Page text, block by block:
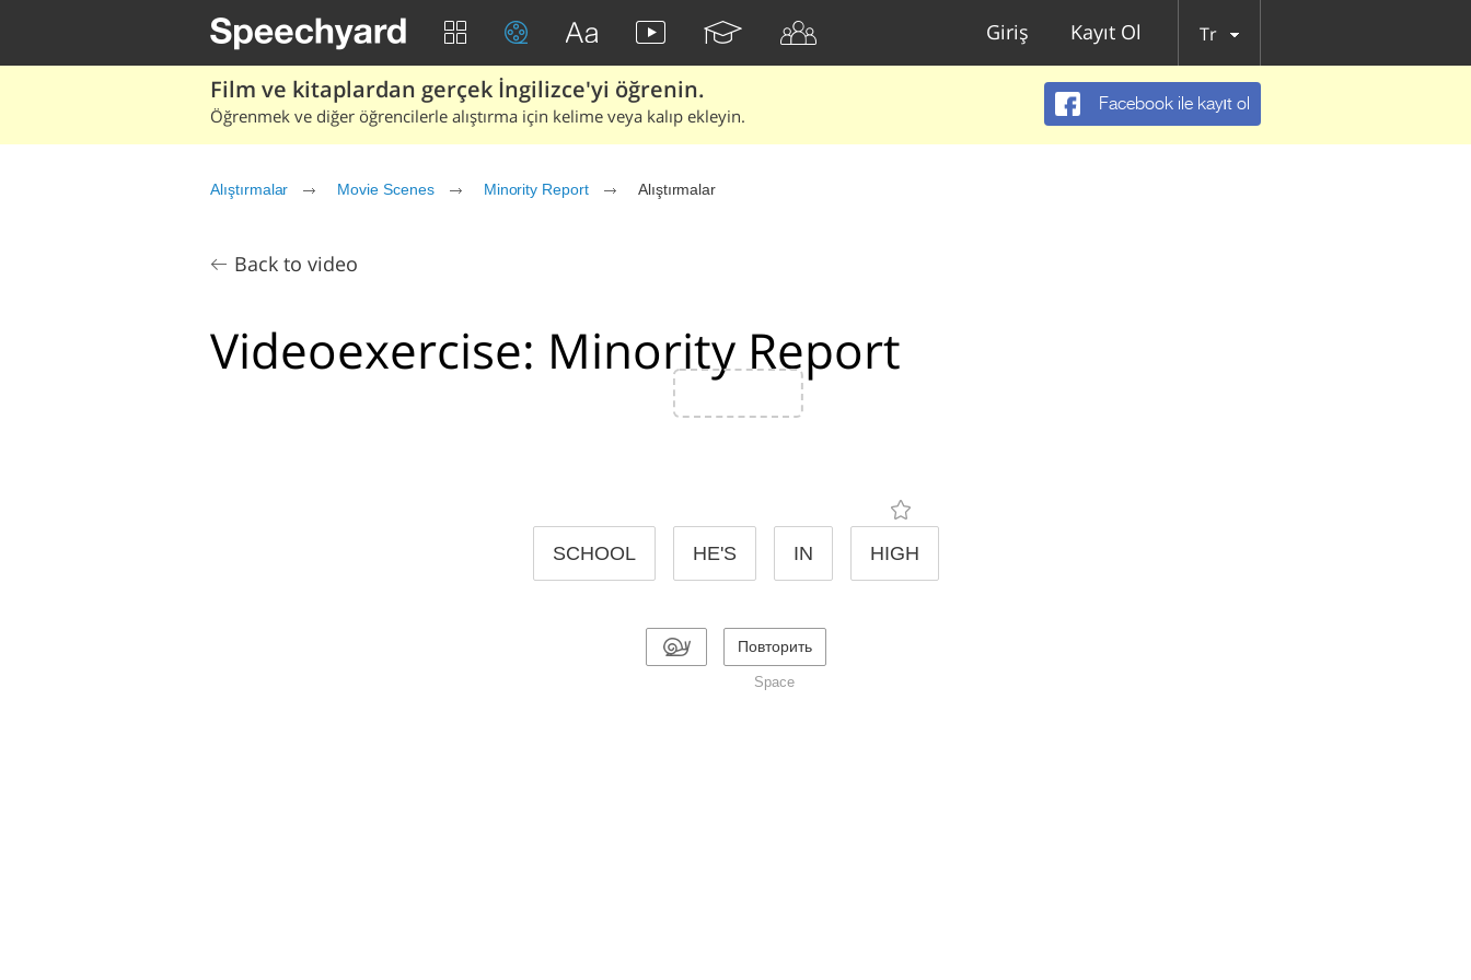
Giriş Kayıt Ol Tr
Film ve kitaplardan gerçek İngilizce'yi öğrenin.
Öğrenmek ve diğer öğrencilerle alıştırma için kelime veya kalıp ekleyin.
Facebook ile kayıt ol
Alıştırmalar Movie Scenes Minority Report Alıştırmalar
Back to video
Videoexercise: Minority Report
SCHOOL HE'S IN HIGH
Повторить